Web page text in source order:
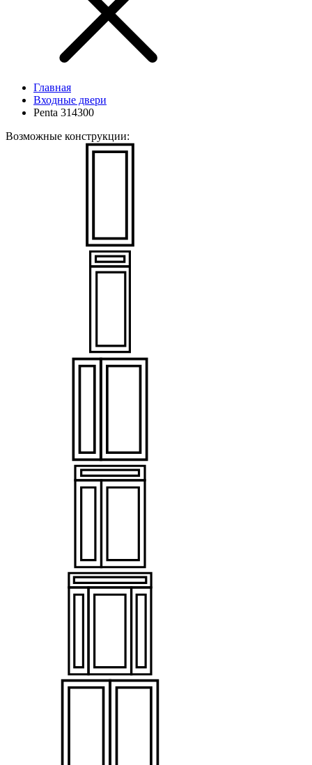
Главная
Входные двери
Penta 314300
Возможные конструкции: